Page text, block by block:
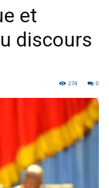
et
discours
0
274